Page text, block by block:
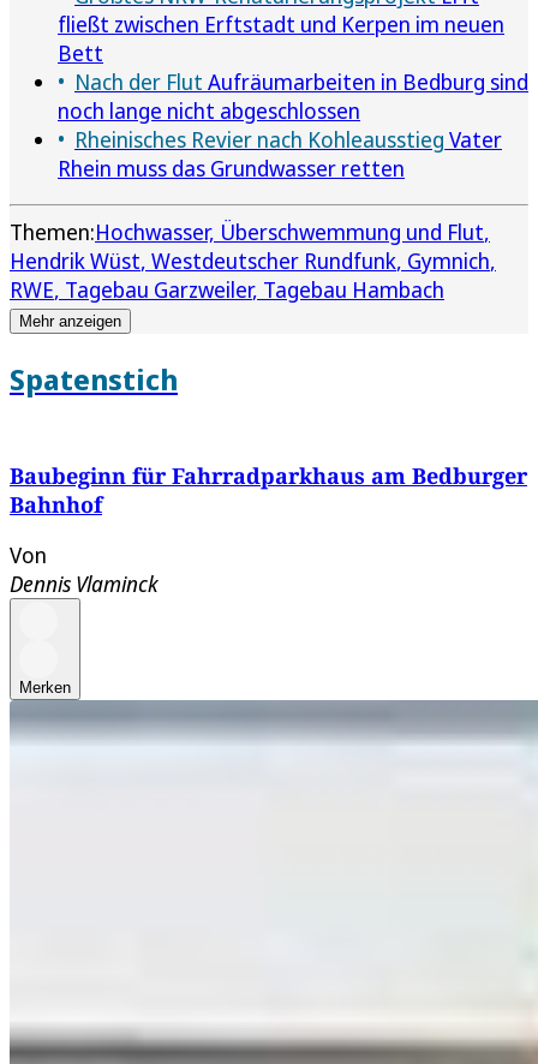
fließt zwischen Erftstadt und Kerpen im neuen
Bett
Nach der Flut Aufräumarbeiten in Bedburg sind
noch lange nicht abgeschlossen
Rheinisches Revier nach Kohleausstieg Vater
Rhein muss das Grundwasser retten
Themen:Hochwasser, Überschwemmung und Flut
Hendrik Wüst Westdeutscher Rundfunk Gymnich
RWE Tagebau Garzweiler Tagebau Hambach
Mehr anzeigen
Spatenstich
Baubeginn für Fahrradparkhaus am Bedburger
Bahnhof
Von
Dennis Vlaminck
Merken